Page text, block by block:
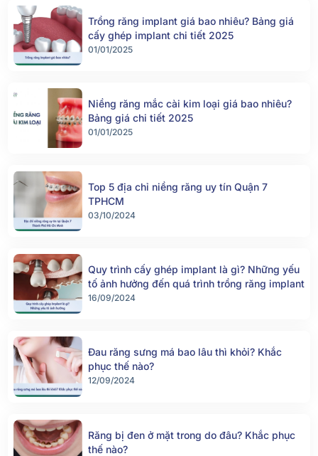
Trồng răng implant giá bao nhiêu? Bảng giá
cấy ghép implant chi tiết 2025
01/01/2025
Niềng răng mắc cài kim loại giá bao nhiêu?
Bảng giá chi tiết 2025
01/01/2025
Top 5 địa chỉ niềng răng uy tín Quận 7
TPHCM
03/10/2024
Quy trình cấy ghép implant là gì? Những yếu
tố ảnh hưởng đến quá trình trồng răng implant
16/09/2024
Đau răng sưng má bao lâu thì khỏi? Khắc
phục thế nào?
12/09/2024
Răng bị đen ở mặt trong do đâu? Khắc phục
thế nào?